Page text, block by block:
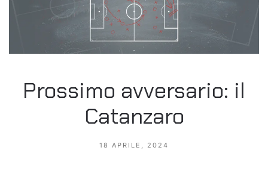
Prossimo avversario: il
Catanzaro
18 APRILE, 2024